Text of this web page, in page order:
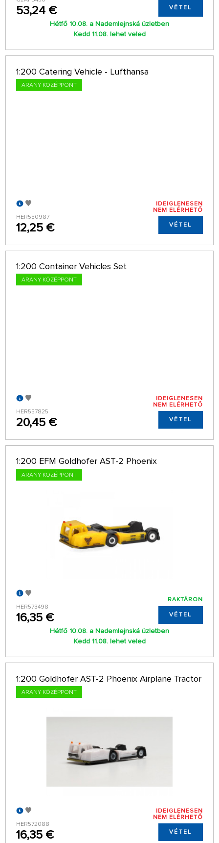
53,24 € VÉTEL
Hétfő 10.08. a Nademlejnská üzletben
Kedd 11.08. lehet veled
1:200 Catering Vehicle - Lufthansa
ARANY KÖZÉPPONT
HER550987
12,25 €
IDEIGLENESEN
NEM ELÉRHETŐ
VÉTEL
1:200 Container Vehicles Set
ARANY KÖZÉPPONT
HER557825
20,45 €
IDEIGLENESEN
NEM ELÉRHETŐ
VÉTEL
1:200 EFM Goldhofer AST-2 Phoenix
ARANY KÖZÉPPONT
HER573498
16,35 €
RAKTÁRON
VÉTEL
Hétfő 10.08. a Nademlejnská üzletben
Kedd 11.08. lehet veled
1:200 Goldhofer AST-2 Phoenix Airplane Tractor
ARANY KÖZÉPPONT
HER572088
16,35 €
IDEIGLENESEN
NEM ELÉRHETŐ
VÉTEL